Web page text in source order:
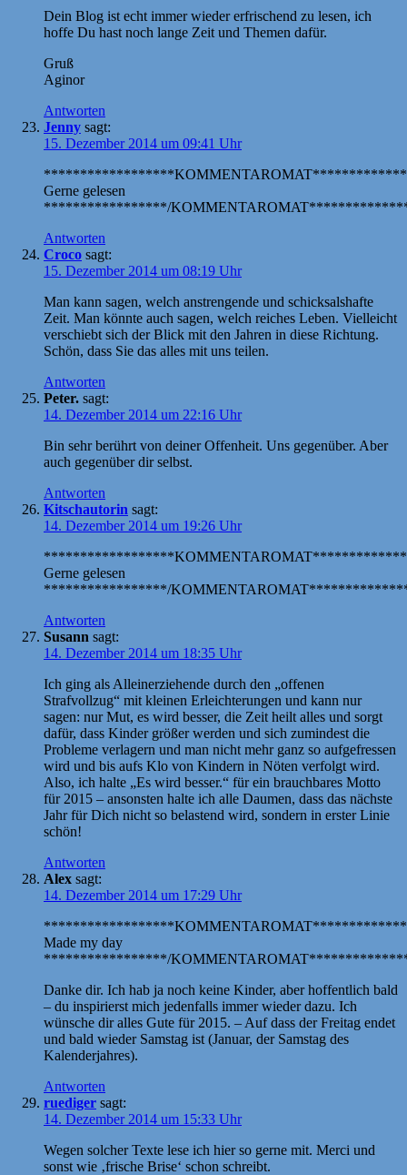
Dein Blog ist echt immer wieder erfrischend zu lesen, ich
hoffe Du hast noch lange Zeit und Themen dafür.
Gruß
Aginor
Antworten
Jenny sagt:
15. Dezember 2014 um 09:41 Uhr
Gerne gelesen
*****************/
Antworten
Croco sagt:
15. Dezember 2014 um 08:19 Uhr
Man kann sagen, welch anstrengende und schicksalshafte
Zeit. Man könnte auch sagen, welch reiches Leben. Vielleicht
verschiebt sich der Blick mit den Jahren in diese Richtung.
Schön, dass Sie das alles mit uns teilen.
Antworten
Peter. sagt:
14. Dezember 2014 um 22:16 Uhr
Bin sehr berührt von deiner Offenheit. Uns gegenüber. Aber
auch gegenüber dir selbst.
Antworten
Kitschautorin sagt:
14. Dezember 2014 um 19:26 Uhr
Gerne gelesen
*****************/
Antworten
Susann sagt:
14. Dezember 2014 um 18:35 Uhr
Ich ging als Alleinerziehende durch den „offenen
Strafvollzug“ mit kleinen Erleichterungen und kann nur
sagen: nur Mut, es wird besser, die Zeit heilt alles und sorgt
dafür, dass Kinder größer werden und sich zumindest die
Probleme verlagern und man nicht mehr ganz so aufgefressen
wird und bis aufs Klo von Kindern in Nöten verfolgt wird.
Also, ich halte „Es wird besser.“ für ein brauchbares Motto
für 2015 – ansonsten halte ich alle Daumen, dass das nächste
Jahr für Dich nicht so belastend wird, sondern in erster Linie
schön!
Antworten
Alex sagt:
14. Dezember 2014 um 17:29 Uhr
Made my day
*****************/
Danke dir. Ich hab ja noch keine Kinder, aber hoffentlich bald
– du inspirierst mich jedenfalls immer wieder dazu. Ich
wünsche dir alles Gute für 2015. – Auf dass der Freitag endet
und bald wieder Samstag ist (Januar, der Samstag des
Kalenderjahres).
Antworten
ruediger sagt:
14. Dezember 2014 um 15:33 Uhr
Wegen solcher Texte lese ich hier so gerne mit. Merci und
sonst wie ‚frische Brise‘ schon schreibt.